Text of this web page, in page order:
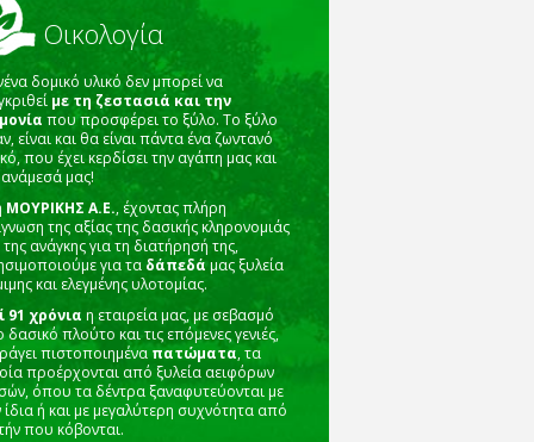
Οικολογία
δομικό υλικό δεν μπορεί να
με τη ζεστασιά και την
που προσφέρει το ξύλο. Το ξύλο
είναι και θα είναι πάντα ένα ζωντανό
που έχει κερδίσει την αγάπη μας και
ανάμεσά μας!
ΜΟΥΡΙΚΗΣ Α.Ε., έχοντας πλήρη
της αξίας της δασικής κληρονομιάς
της ανάγκης για τη διατήρησή της,
για τα δάπεδάμας ξυλεία
και ελεγμένης υλοτομίας.
91 χρόνια η εταιρεία μας, με σεβασμό
δασικό πλούτο και τις επόμενες γενιές,
πιστοποιημένα πατώματα, τα
προέρχονται από ξυλεία αειφόρων
όπου τα δέντρα ξαναφυτεύονται με
ίδια ή και με μεγαλύτερη συχνότητα από
που κόβονται.